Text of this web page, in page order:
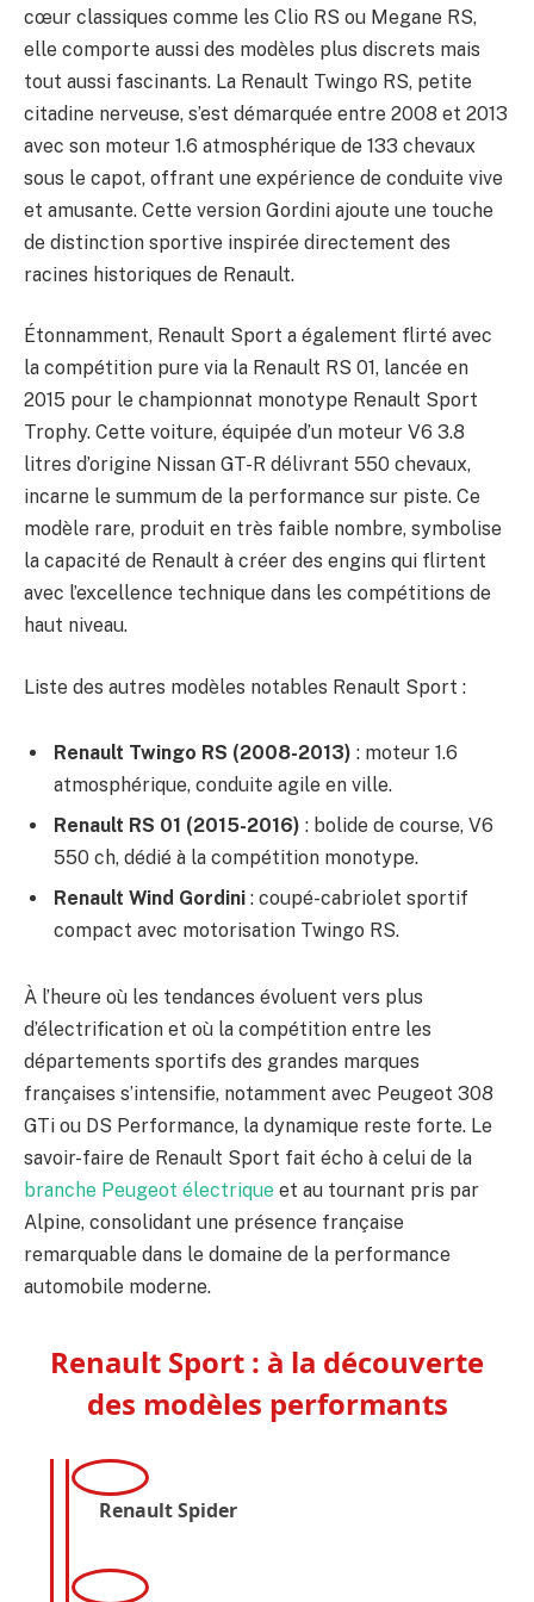
cœur classiques comme les Clio RS ou Megane RS,
elle comporte aussi des modèles plus discrets mais
tout aussi fascinants. La Renault Twingo RS, petite
citadine nerveuse, s’est démarquée entre 2008 et 2013
avec son moteur 1.6 atmosphérique de 133 chevaux
sous le capot, offrant une expérience de conduite vive
et amusante. Cette version Gordini ajoute une touche
de distinction sportive inspirée directement des
racines historiques de Renault.
Étonnamment, Renault Sport a également flirté avec
la compétition pure via la Renault RS 01, lancée en
2015 pour le championnat monotype Renault Sport
Trophy. Cette voiture, équipée d’un moteur V6 3.8
litres d’origine Nissan GT-R délivrant 550 chevaux,
incarne le summum de la performance sur piste. Ce
modèle rare, produit en très faible nombre, symbolise
la capacité de Renault à créer des engins qui flirtent
avec l’excellence technique dans les compétitions de
haut niveau.
Liste des autres modèles notables Renault Sport :
Renault Twingo RS (2008-2013) : moteur 1.6
atmosphérique, conduite agile en ville.
Renault RS 01 (2015-2016) : bolide de course, V6
550 ch, dédié à la compétition monotype.
Renault Wind Gordini : coupé-cabriolet sportif
compact avec motorisation Twingo RS.
À l’heure où les tendances évoluent vers plus
d’électrification et où la compétition entre les
départements sportifs des grandes marques
françaises s’intensifie, notamment avec Peugeot 308
GTi ou DS Performance, la dynamique reste forte. Le
savoir-faire de Renault Sport fait écho à celui de la
branche Peugeot électrique et au tournant pris par
Alpine, consolidant une présence française
remarquable dans le domaine de la performance
automobile moderne.
Renault Sport : à la découverte
des modèles performants
1995
Renault Spider
sport épurée, monoplace, au design minimaliste et
2000